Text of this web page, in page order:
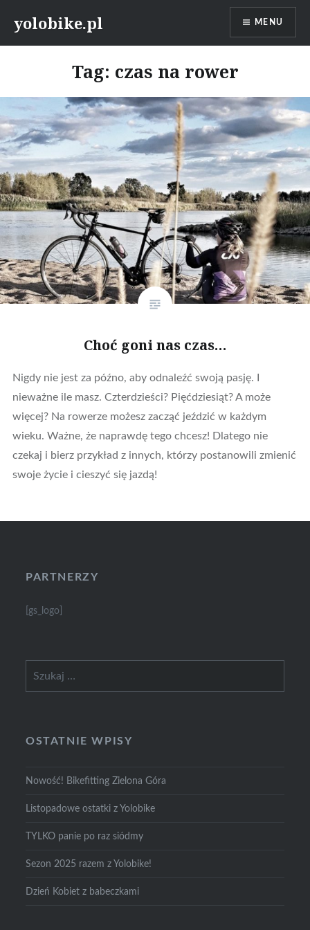
yolobike.pl MENU
Tag: czas na rower
Choć goni nas czas…
Nigdy nie jest za późno, aby odnaleźć swoją pasję. I
nieważne ile masz. Czterdzieści? Pięćdziesiąt? A może
więcej? Na rowerze możesz zacząć jeździć w każdym
wieku. Ważne, że naprawdę tego chcesz! Dlatego nie
czekaj i bierz przykład z innych, którzy postanowili zmienić
swoje życie i cieszyć się jazdą!
PARTNERZY
[gs_logo]
OSTATNIE WPISY
Nowość! Bikefitting Zielona Góra
Listopadowe ostatki z Yolobike
TYLKO panie po raz siódmy
Sezon 2025 razem z Yolobike!
Dzień Kobiet z babeczkami